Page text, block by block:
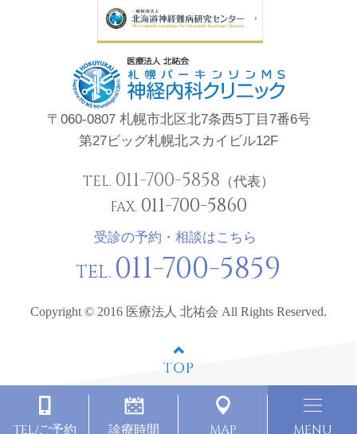
〒060-0807 札幌市北区北7条西5丁目7番6号
第27ビッグ札幌北スカイビル12F
TEL. 011-700-5858 （代表）
FAX. 011-700-5860
受診の予約・相談はこちら
TEL. 011-700-5859
Copyright © 2016 医療法人 北祐会 All Rights Reserved.
TEL/ご予約 診療時間 MAP MENU